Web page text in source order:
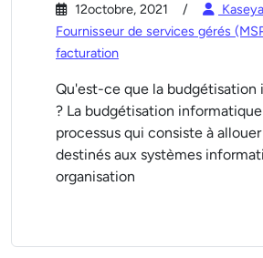
12octobre, 2021
Kaseya
Fournisseur de services gérés
facturation
Qu'est-ce que la budgétisation
? La budgétisation
processus qui consiste à
destinés aux systèmes
organisation